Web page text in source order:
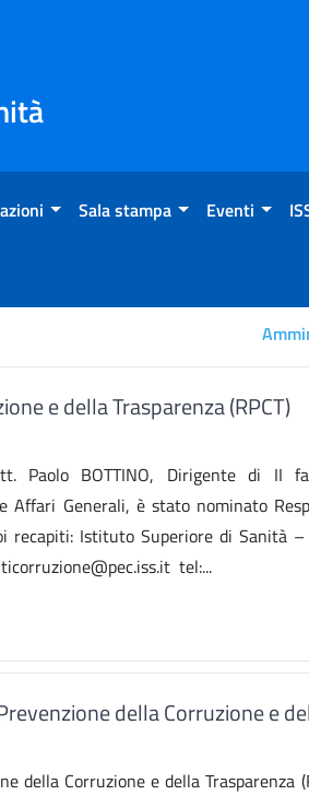
Sala stampa Eventi
e della Trasparenza (RPCT)
Paolo BOTTINO, Dirigente di II
Affari Generali, è stato nominato
recapiti: Istituto Superiore di Sanità
tel:...
della Corruzione e
della Corruzione e della Trasparenza